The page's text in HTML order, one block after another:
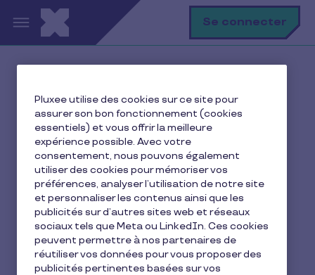
Aller au contenu principal Se connecter
Ma vie avec Pluxee
CSE Incentive
Je construis mon équilibre vie
Je gère mes finances Je me déplace
Pluxee utilise des cookies sur ce site pour
assurer son bon fonctionnement (cookies
essentiels) et vous offrir la meilleure
expérience possible. Avec votre
consentement, nous pouvons également
utiliser des cookies pour mémoriser vos
préférences, analyser l’utilisation de notre site
et personnaliser les contenus ainsi que les
publicités sur d’autres sites web et réseaux
sociaux tels que Meta ou LinkedIn. Ces cookies
peuvent permettre à nos partenaires de
réutiliser vos données pour vous proposer des
publicités pertinentes basées sur vos